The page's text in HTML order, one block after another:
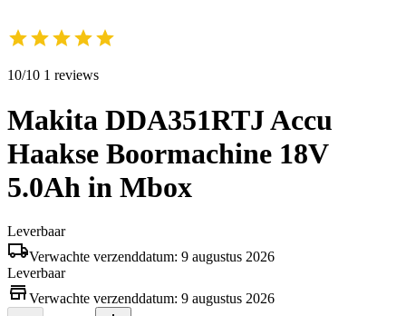
10/10 1 reviews
Makita DDA351RTJ Accu
Haakse Boormachine 18V
5.0Ah in Mbox
Leverbaar
Verwachte verzenddatum: 9 augustus 2026
Leverbaar
Verwachte verzenddatum: 9 augustus 2026